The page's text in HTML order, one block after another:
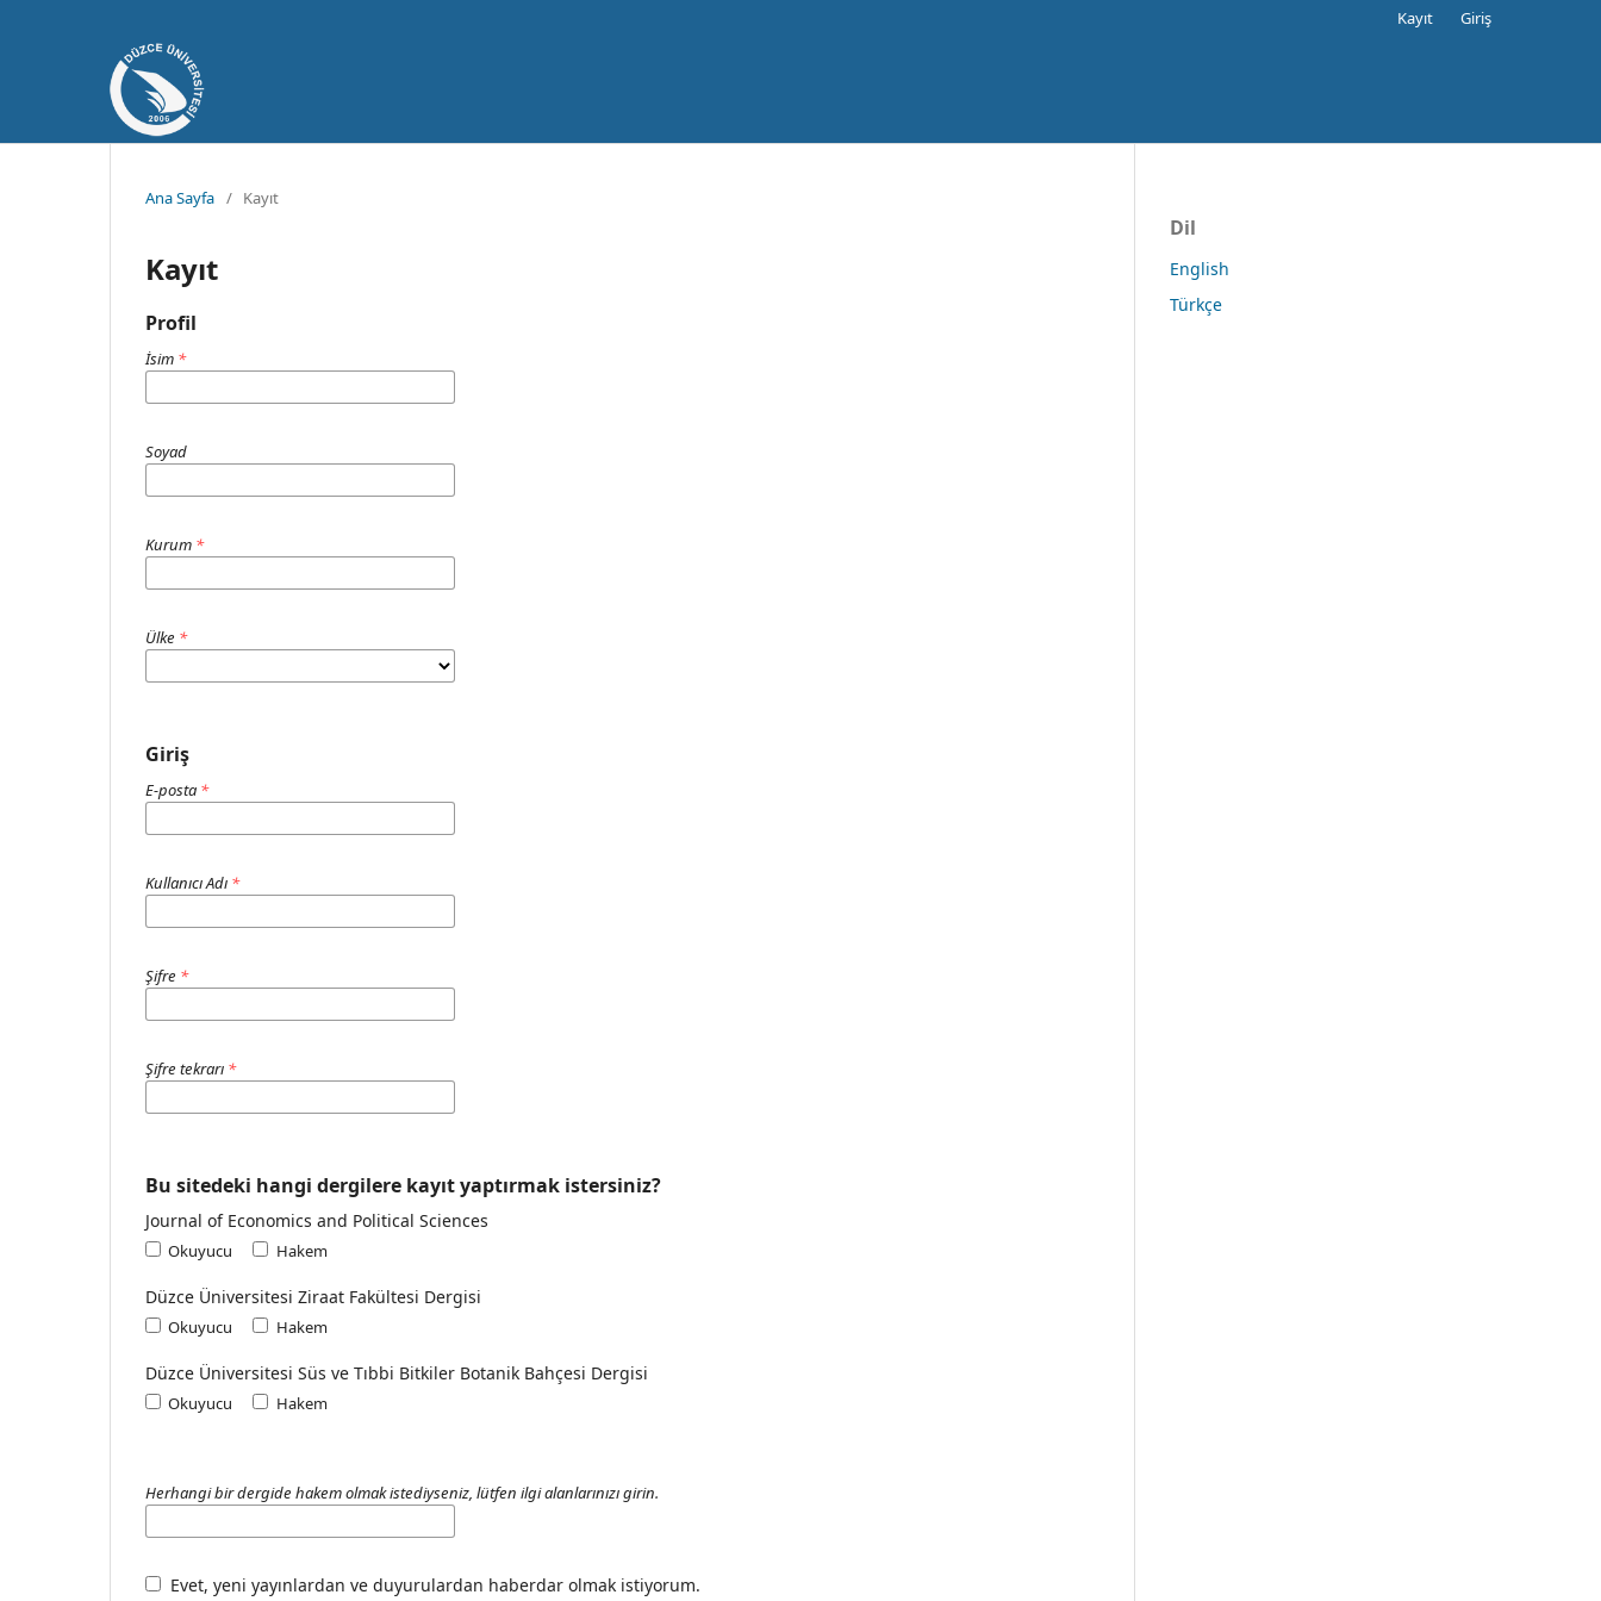
Kayıt Giriş
Ana Sayfa / Kayıt
Kayıt
Profil
İsim *
Soyad
Kurum *
Ülke *
Giriş
E-posta *
Kullanıcı Adı *
Şifre *
Şifre tekrarı *
Bu sitedeki hangi dergilere kayıt yaptırmak istersiniz?
Journal of Economics and Political Sciences
Okuyucu Hakem
Düzce Üniversitesi Ziraat Fakültesi Dergisi
Okuyucu Hakem
Düzce Üniversitesi Süs ve Tıbbi Bitkiler Botanik Bahçesi Dergisi
Okuyucu Hakem
Herhangi bir dergide hakem olmak istediyseniz, lütfen ilgi alanlarınızı girin.
Evet, yeni yayınlardan ve duyurulardan haberdar olmak istiyorum.
Dil
English
Türkçe